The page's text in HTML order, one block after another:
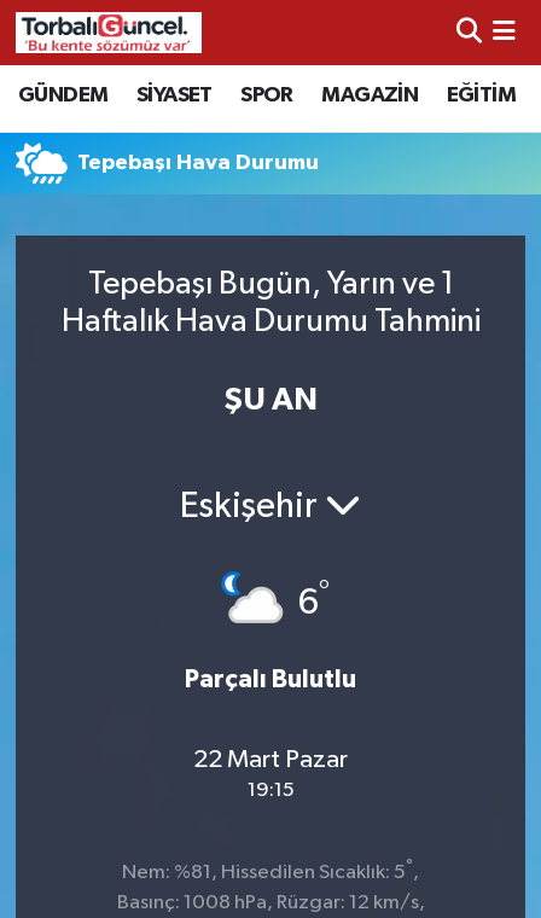
GÜNDEM SİYASET SPOR MAGAZİN EĞİTİM
Tepebaşı Hava Durumu
Tepebaşı Bugün, Yarın ve 1
Haftalık Hava Durumu Tahmini
ŞU AN
Eskişehir
6°
Parçalı Bulutlu
22 Mart Pazar
19:15
Nem: %81, Hissedilen Sıcaklık: 5° ,
Basınç: 1008 hPa, Rüzgar: 12 km/s,
İzmir Nöbetçi Eczaneler
İzmir Hava Durumu
İzmir Trafik Yoğunluk Haritası
Süper Lig Puan Durumu ve Fikstür